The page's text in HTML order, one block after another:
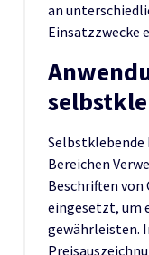
an
Einsatzzwecke
Bereichen
Beschriften von
eingesetzt, um
gewährleisten.